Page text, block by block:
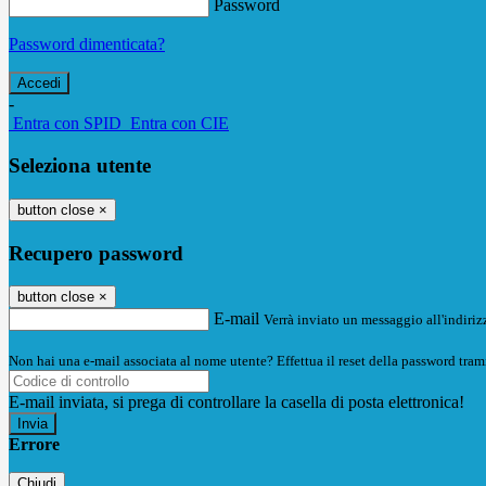
Password
Password dimenticata?
-
Entra con SPID Entra con CIE
Seleziona utente
button close ×
Recupero password
button close ×
E-mail Verrà inviato un messaggio
Non hai una e-mail associata al nome utente? Effettua il reset della password
E-mail inviata, si prega di controllare la casella di posta elettronica!
Errore